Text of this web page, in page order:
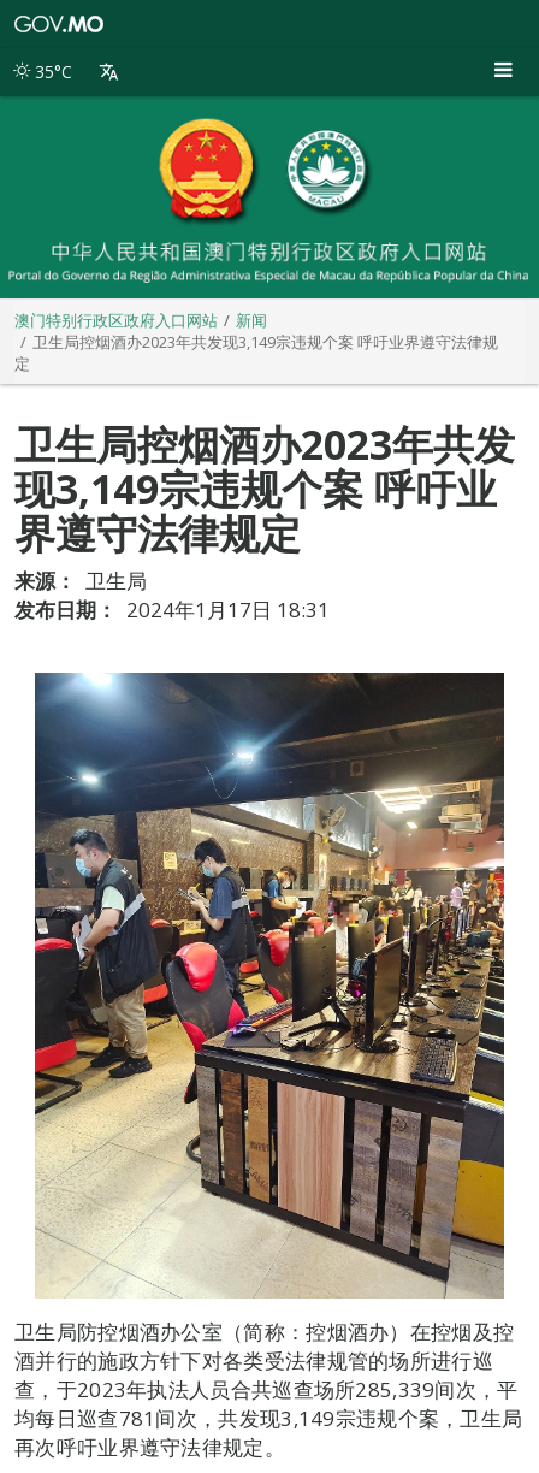
别
35°C
澳门特别行政区政府入口网站
新闻
卫生局控烟酒办2023年共发现3,149宗违规个案 呼吁业界遵守法律规
定
卫生局控烟酒办2023年共发
现3,149宗违规个案 呼吁业
界遵守法律规定
来源：
卫生局
发布日期：
2024年1月17日 18:31
卫生局防控烟酒办公室（简称：控烟酒办）在控烟及控
酒并行的施政方针下对各类受法律规管的场所进行巡
查，于2023年执法人员合共巡查场所285,339间次，平
均每日巡查781间次，共发现3,149宗违规个案，卫生局
再次呼吁业界遵守法律规定。